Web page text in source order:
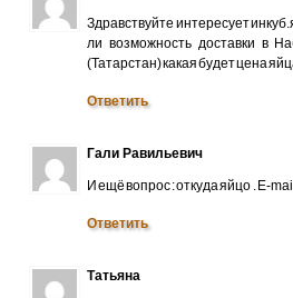
Здравствуйте интересует
ли возможность доставки в
(Татарстан) какая будет цена
Ответить
Гали Равильевич
И ещё вопрос : откуда яйцо . E-
Ответить
Татьяна